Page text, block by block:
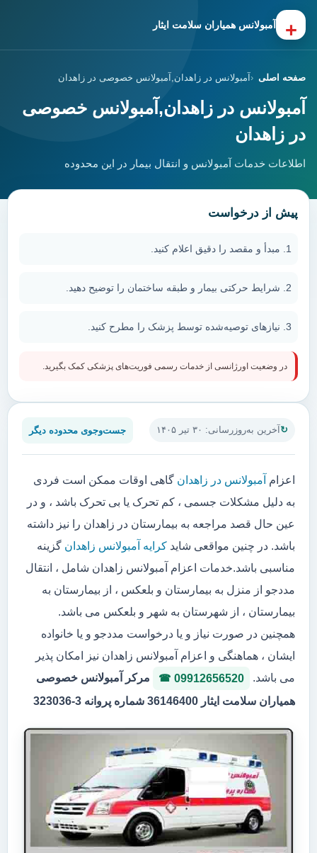
+ آمبولانس همیاران سلامت ایثار
صفحه اصلی آمبولانس در زاهدان,آمبولانس خصوصی در زاهدان
آمبولانس در زاهدان,آمبولانس خصوصی
در زاهدان
اطلاعات خدمات آمبولانس و انتقال بیمار در این محدوده
آخرین به‌روزرسانی: ۳۰ تیر ۱۴۰۵ جست‌وجوی محدوده دیگر
اعزام آمبولانس در زاهدان گاهی اوقات ممکن است فردی
به دلیل مشکلات جسمی ، کم تحرک یا بی تحرک باشد ، و در
عین حال قصد مراجعه به بیمارستان در زاهدان را نیز داشته
باشد. در چنین مواقعی شاید کرایه آمبولانس زاهدان گزینه
مناسبی باشد.خدمات اعزام آمبولانس زاهدان شامل ، انتقال
مددجو از منزل به بیمارستان و بلعکس ، از بیمارستان به
بیمارستان ، از شهرستان به شهر و بلعکس می باشد.
همچنین در صورت نیاز و یا درخواست مددجو و یا خانواده
ایشان ، هماهنگی و اعزام آمبولانس زاهدان نیز امکان پذیر
می باشد.
09912656520
مرکر آمبولانس خصوصی
همیاران سلامت ایثار 36146400 شماره پروانه 3-323036
پیش از درخواست
مبدأ و مقصد را دقیق اعلام کنید.
شرایط حرکتی بیمار و طبقه ساختمان را توضیح دهید.
نیازهای توصیه‌شده توسط پزشک را مطرح کنید.
در وضعیت اورژانسی از خدمات رسمی فوریت‌های پزشکی کمک بگیرید.